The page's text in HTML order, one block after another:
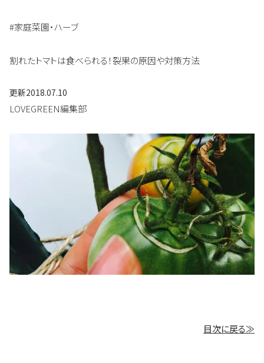
#家庭菜園・ハーブ
割れたトマトは食べられる！裂果の原因や対策方法
更新2018.07.10
LOVEGREEN編集部
目次に戻る≫